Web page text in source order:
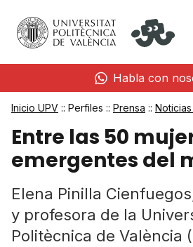
Habla con
Inicio UPV :: Perfiles :: Prensa ::
Entre las 50
emergentes del
Elena Pinilla
y profesora de la
Politècnica de València